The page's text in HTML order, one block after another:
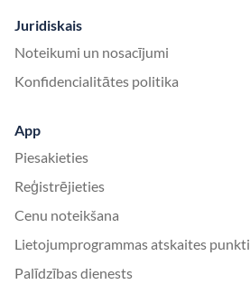
Juridiskais
Noteikumi un nosacījumi
Konfidencialitātes politika
App
Piesakieties
Reģistrējieties
Cenu noteikšana
Lietojumprogrammas atskaites punkti
Palīdzības dienests